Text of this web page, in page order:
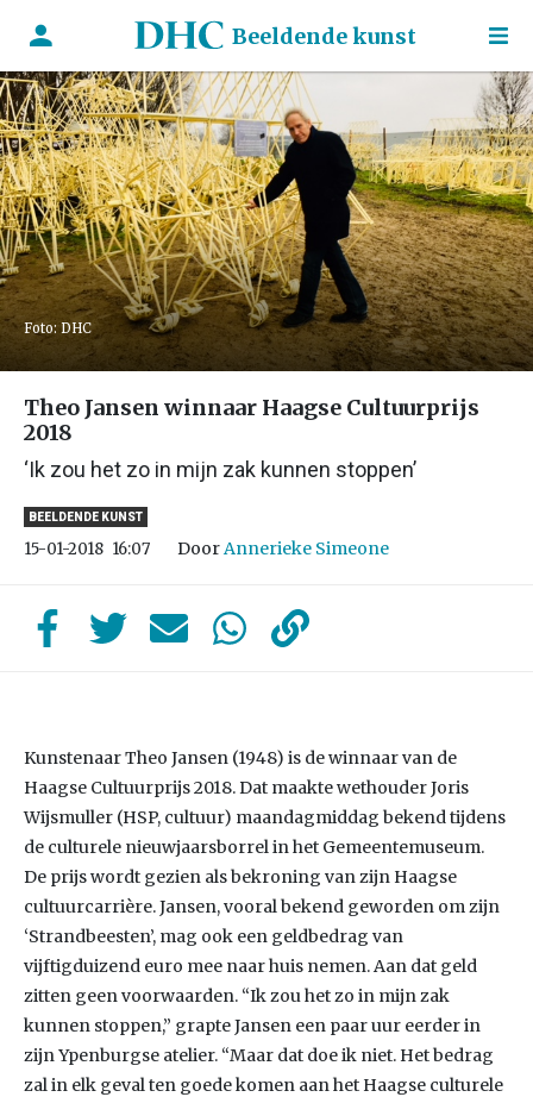
Beeldende kunst
Foto: DHC
Theo Jansen winnaar Haagse Cultuurprijs
2018
‘Ik zou het zo in mijn zak kunnen stoppen’
BEELDENDE KUNST
15-01-2018 16:07 DoorAnnerieke Simeone
Kunstenaar Theo Jansen (1948) is de winnaar van de
Haagse Cultuurprijs 2018. Dat maakte wethouder Joris
Wijsmuller (HSP, cultuur) maandagmiddag bekend tijdens
de culturele nieuwjaarsborrel in het Gemeentemuseum.
De prijs wordt gezien als bekroning van zijn Haagse
cultuurcarrière. Jansen, vooral bekend geworden om zijn
‘Strandbeesten’, mag ook een geldbedrag van
vijftigduizend euro mee naar huis nemen. Aan dat geld
zitten geen voorwaarden. “Ik zou het zo in mijn zak
kunnen stoppen,” grapte Jansen een paar uur eerder in
zijn Ypenburgse atelier. “Maar dat doe ik niet. Het bedrag
zal in elk geval ten goede komen aan het Haagse culturele